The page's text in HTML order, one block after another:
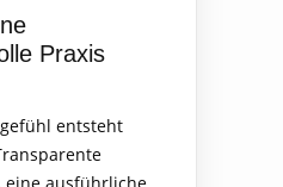
Praxis
entsteht